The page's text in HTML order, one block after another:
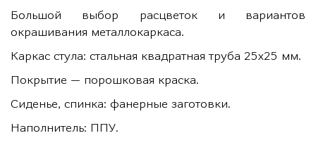
Большой выбор расцветок и вариантов
окрашивания металлокаркаса.
Каркас стула: стальная квадратная труба 25х25 мм.
Покрытие — порошковая краска.
Сиденье, спинка: фанерные заготовки.
Наполнитель: ППУ.